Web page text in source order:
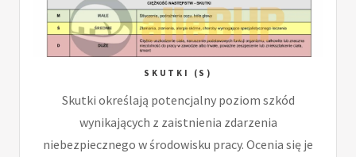
SKUTKI (S)
Skutki określają potencjalny poziom szkód
wynikających z zaistnienia zdarzenia
niebezpiecznego w środowisku pracy. Ocenia się je